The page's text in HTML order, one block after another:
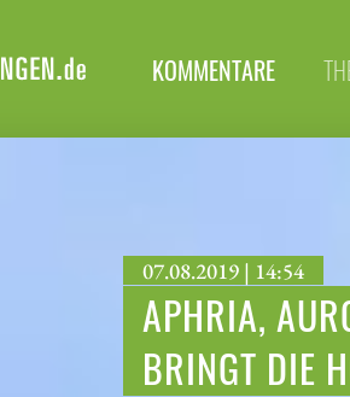
KOMMENTARE
07.08.2019 | 14:54
APHRIA,
BRINGT DIE